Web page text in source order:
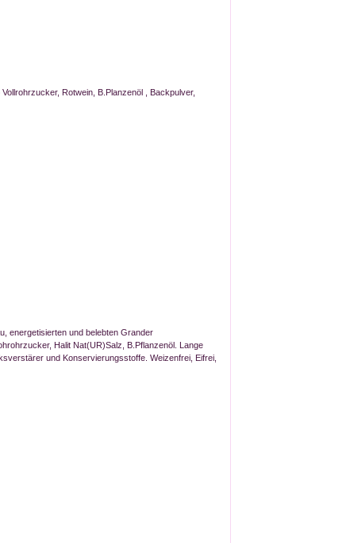
Rotwein, B.Planzenöl , Backpulver,
energetisierten und belebten Grander
Halit Nat(UR)Salz, B.Pflanzenöl. Lange
und Konservierungsstoffe. Weizenfrei, Eifrei,